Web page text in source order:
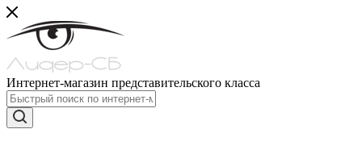
Интернет-магазин представительского класса